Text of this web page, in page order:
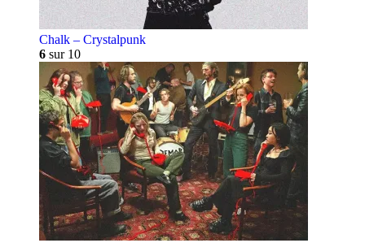
Chalk – Crystalpunk
6 sur 10